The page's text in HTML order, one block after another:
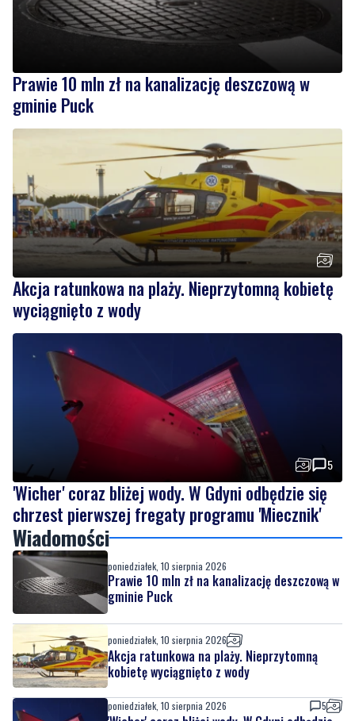
Prawie 10 mln zł na kanalizację deszczową w
gminie Puck
Akcja ratunkowa na plaży. Nieprzytomną kobietę
wyciągnięto z wody
5
'Wicher' coraz bliżej wody. W Gdyni odbędzie się
chrzest pierwszej fregaty programu 'Miecznik'
Wiadomości
poniedziałek, 10 sierpnia 2026
Prawie 10 mln zł na kanalizację deszczową w
gminie Puck
poniedziałek, 10 sierpnia 2026
Akcja ratunkowa na plaży. Nieprzytomną
kobietę wyciągnięto z wody
poniedziałek, 10 sierpnia 2026 5